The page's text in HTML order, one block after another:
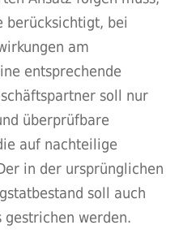
berücksichtigt, bei
am
entsprechende
soll nur
überprüfbare
auf nachteilige
in der ursprünglichen
soll auch
gestrichen werden.